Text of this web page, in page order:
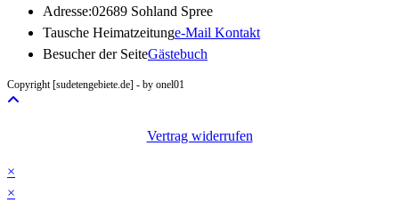
Adresse:02689 Sohland Spree
Tausche Heimatzeitunge-Mail KontaktOpens
Besucher der SeiteGästebuch
Copyright [sudetengebiete.de] - by onel01
Vertrag widerrufen
×
×